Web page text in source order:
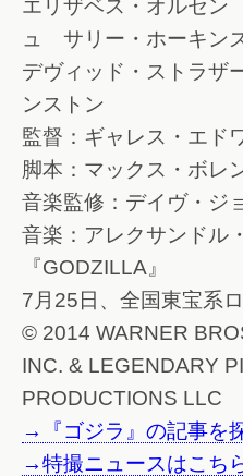
エリザベス・オルセ
ュ サリー・ホーキン
デヴィッド・ストラ
ンストン
監督：ギャレス・エド
脚本：マックス・ボレ
音楽監修：デイヴ・ジ
音楽：アレクサンドル
『GODZILLA』
7月25日、全国東宝系
© 2014 WARNER
INC. & LEGENDARY
PRODUCTIONS LLC
→『ゴジラ』の記事を
→特撮ニュースはこち